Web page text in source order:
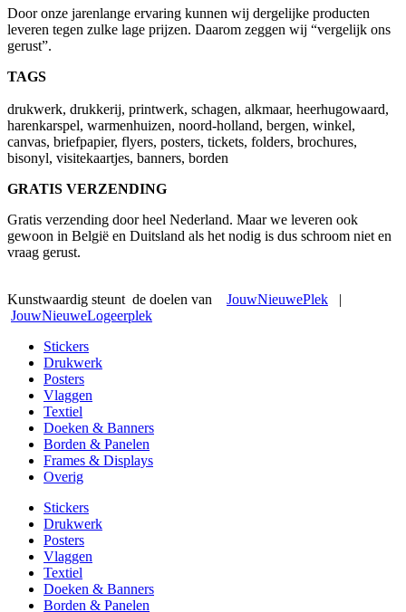
Door onze jarenlange ervaring kunnen wij dergelijke producten
leveren tegen zulke lage prijzen. Daarom zeggen wij “vergelijk ons
gerust”.
TAGS
drukwerk, drukkerij, printwerk, schagen, alkmaar, heerhugowaard,
harenkarspel, warmenhuizen, noord-holland, bergen, winkel,
canvas, briefpapier, flyers, posters, tickets, folders, brochures,
bisonyl, visitekaartjes, banners, borden
GRATIS VERZENDING
Gratis verzending door heel Nederland. Maar we leveren ook
gewoon in België en Duitsland als het nodig is dus schroom niet en
vraag gerust.
Kunstwaardig steunt de doelen van JouwNieuwePlek |
JouwNieuweLogeerplek
Stickers
Drukwerk
Posters
Vlaggen
Textiel
Doeken & Banners
Borden & Panelen
Frames & Displays
Overig
Stickers
Drukwerk
Posters
Vlaggen
Textiel
Doeken & Banners
Borden & Panelen